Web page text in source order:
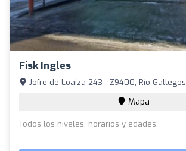
Fisk Ingles
Jofre de Loaiza 243 - Z9400, Río Gallegos
Mapa
Todos los niveles, horarios y edades.